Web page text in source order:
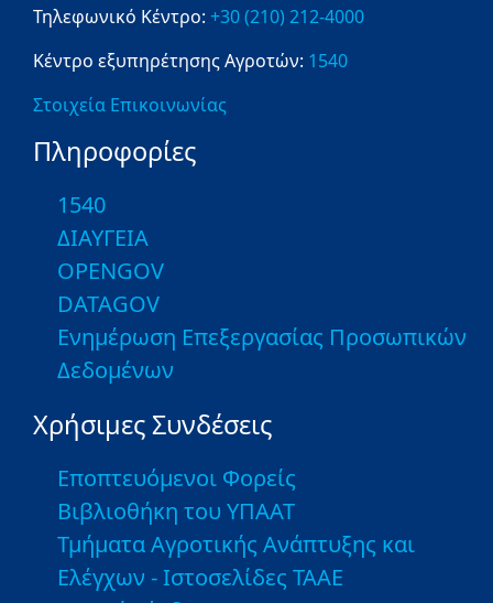
Τηλεφωνικό Κέντρο: +30 (210) 212-4000
Κέντρο εξυπηρέτησης Αγροτών: 1540
Στοιχεία Επικοινωνίας
Πληροφορίες
1540
ΔΙΑΥΓΕΙΑ
OPENGOV
DATAGOV
Ενημέρωση Επεξεργασίας Προσωπικών
Δεδομένων
Χρήσιμες Συνδέσεις
Εποπτευόμενοι Φορείς
Βιβλιοθήκη του ΥΠΑΑΤ
Τμήματα Αγροτικής Ανάπτυξης και
Ελέγχων - Ιστοσελίδες ΤΑΑΕ